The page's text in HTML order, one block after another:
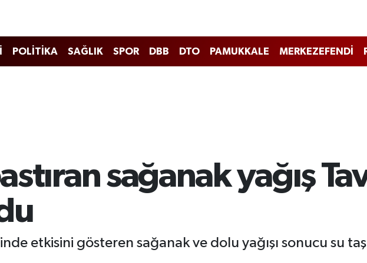
POLİTİKA SAĞLIK SPOR DBB DTO PAMUKKALE MERKEZEFENDİ
sağanak yağış
etkisini gösteren sağanak ve dolu yağışı sonucu su